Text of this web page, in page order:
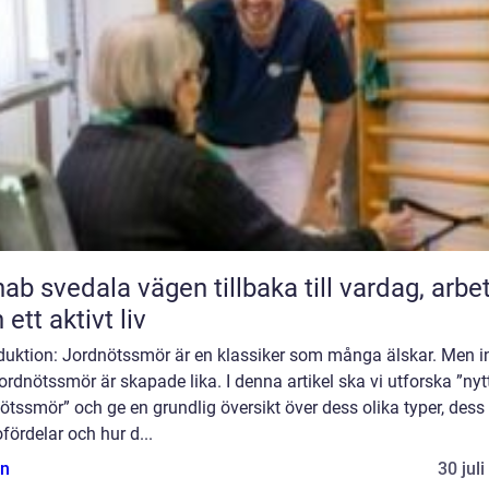
vägen tillbaka till vardag, arbete
ett aktivt liv
Jordnötssmör är en klassiker som många älskar. Men
är skapade lika. I denna artikel ska vi utforska
och ge en grundlig översikt över dess olika typer, dess
och hur d...
30 juli